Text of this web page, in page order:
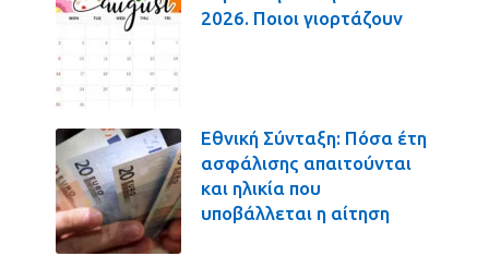
2026. Ποιοι γιορτάζουν
Εθνική Σύνταξη: Πόσα έτη
ασφάλισης απαιτούνται
και ηλικία που
υποβάλλεται η αίτηση